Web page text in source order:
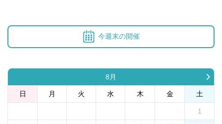
今週末の開催
8月
日 月 火 水 木 金 土
1